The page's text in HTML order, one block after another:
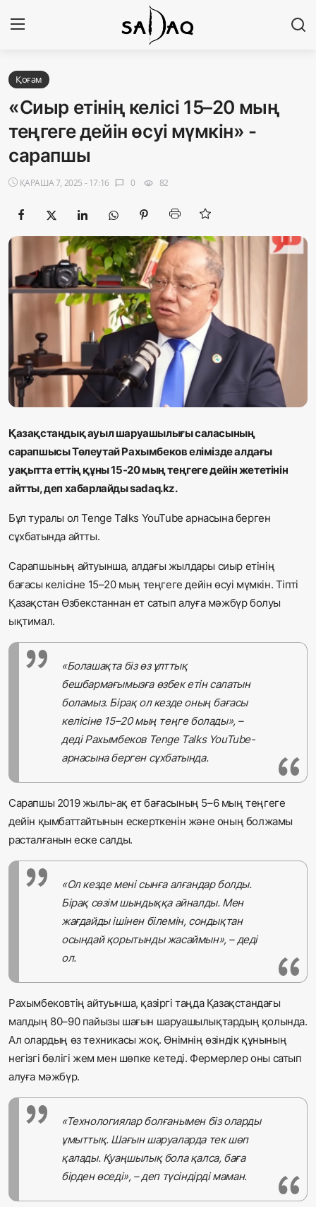
Басты бет
Редакциялық байланыстар
Материалдарды қолдану тәртібі
Саясат
Sadaq TV
Экономика
Жаңалықтар
Қоғам
Спорт
Әлем
Журналистік зерттеу
Қазақ тілі
Қоғам
«Сиыр етінің келісі 15–20 мың
теңгеге дейін өсуі мүмкін» -
сарапшы
ҚАРАША 7, 2025 - 17:16 chat_bubble 0 visibility 82
Қазақстандық ауыл шаруашылығы саласының
сарапшысы Төлеутай Рахымбеков елімізде алдағы
уақытта еттің құны 15-20 мың теңгеге дейін жететінін
айтты, деп хабарлайды sadaq.kz.
Бұл туралы ол Tenge Talks YouTube арнасына берген
сұхбатында айтты.
Сарапшының айтуынша, алдағы жылдары сиыр етінің
бағасы келісіне 15–20 мың теңгеге дейін өсуі мүмкін. Тіпті
Қазақстан Өзбекстаннан ет сатып алуға мәжбүр болуы
ықтимал.
«Болашақта біз өз ұлттық
бешбармағымызға өзбек етін салатын
боламыз. Бірақ ол кезде оның бағасы
келісіне 15–20 мың теңге болады», –
деді Рахымбеков Tenge Talks YouTube-
арнасына берген сұхбатында.
Сарапшы 2019 жылы-ақ ет бағасының 5–6 мың теңгеге
дейін қымбаттайтынын ескерткенін және оның болжамы
расталғанын еске салды.
«Ол кезде мені сынға алғандар болды.
Бірақ сөзім шындыққа айналды. Мен
жағдайды ішінен білемін, сондықтан
осындай қорытынды жасаймын», – деді
ол.
Рахымбековтің айтуынша, қазіргі таңда Қазақстандағы
малдың 80–90 пайызы шағын шаруашылықтардың қолында.
Ал олардың өз техникасы жоқ. Өнімнің өзіндік құнының
негізгі бөлігі жем мен шөпке кетеді. Фермерлер оны сатып
алуға мәжбүр.
«Технологиялар болғанымен біз оларды
ұмыттық. Шағын шаруаларда тек шөп
қалады. Қуаңшылық бола қалса, баға
бірден өседі», – деп түсіндірді маман.